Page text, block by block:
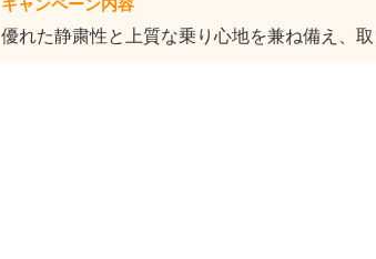
優れた静粛性と上質な乗り心地を兼ね備え、